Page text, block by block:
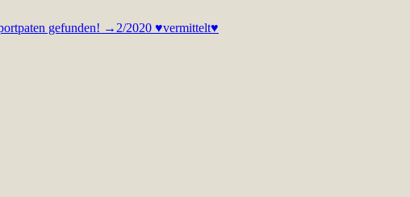
gefunden! →2/2020 ♥vermittelt♥